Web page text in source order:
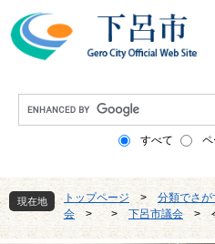
ー
ニ
本
文
へ
e
カ
ス
タ
すべて ペ
現在地 トップページ > 分類でさが
会
> > 下呂市議会 >